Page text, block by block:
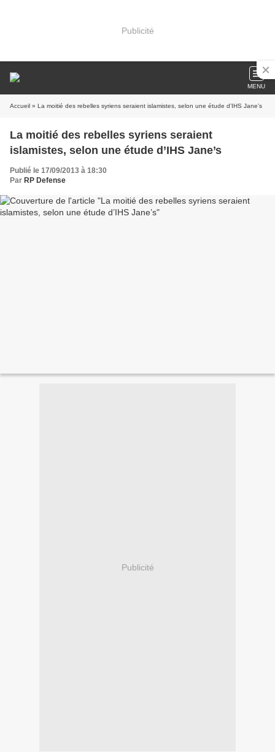
Publicité
MENU
Accueil » La moitié des rebelles syriens seraient islamistes, selon une étude d’IHS Jane’s
La moitié des rebelles syriens seraient
islamistes, selon une étude d’IHS Jane’s
Publié le 17/09/2013 à 18:30
Par RP Defense
Publicité